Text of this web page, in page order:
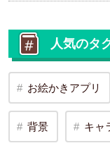
人気のタ
お絵かきアプリ
背景 キャ